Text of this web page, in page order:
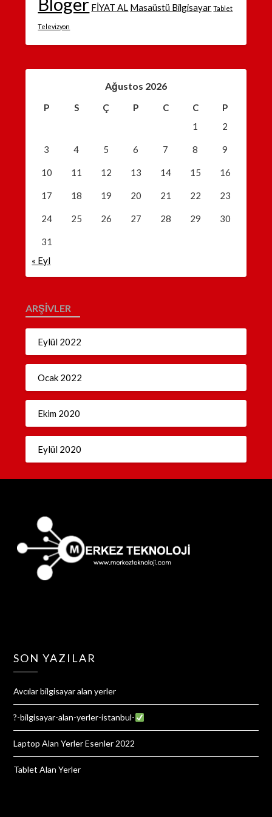
FİYAT AL Masaüstü Bilgisayar Tablet
Televizyon
Ağustos 2026
P S Ç P C C
P
1
2
3 4 5 6 7 8 9
10 11 12 13 14 15 16
17 18 19 20 21 22 23
24 25 26 27 28 29 30
31
« Eyl
ARŞIVLER
Eylül 2022
Ocak 2022
Ekim 2020
Eylül 2020
SON YAZILAR
Avcılar bilgisayar alan yerler
?-bilgisayar-alan-yerler-istanbul-
Laptop Alan Yerler Esenler 2022
Tablet Alan Yerler